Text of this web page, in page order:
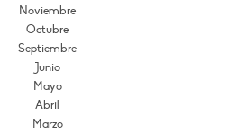
Noviembre
Octubre
Septiembre
Junio
Mayo
Abril
Marzo